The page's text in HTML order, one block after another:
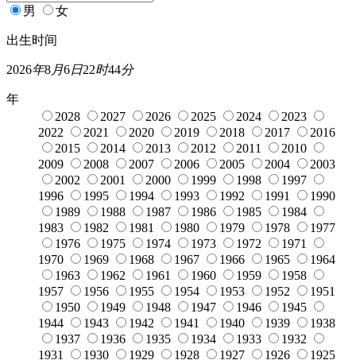
男 女
出生时间
2026年8月6日22时44分
年
2028
2027 2026 2025 2024
2023
2022
2021 2020 2019 2018 2017
2016
2015
2014 2013 2012 2011
2010
2009
2008 2007 2006 2005 2004
2003
2002
2001 2000 1999 1998
1997
1996
1995 1994 1993 1992 1991
1990
1989
1988 1987 1986 1985
1984
1983
1982 1981 1980 1979 1978
1977
1976
1975 1974 1973 1972
1971
1970
1969 1968 1967 1966 1965
1964
1963
1962 1961 1960 1959
1958
1957
1956 1955 1954 1953 1952
1951
1950
1949 1948 1947 1946
1945
1944
1943 1942 1941 1940 1939
1938
1937
1936 1935 1934 1933
1932
1931
1930 1929 1928 1927 1926
1925